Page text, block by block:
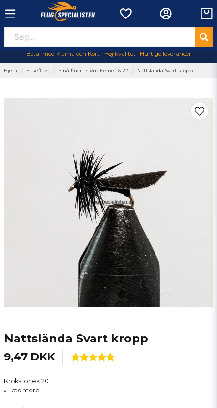
Betal med Klarna och Kort | Høj kvalitet | Hurtige leverancer
Hjem Fiskefluer Små fluer i størrelserne 16-22 Nattslända Svart kropp
Nattslända Svart kropp
9,47 DKK
Krokstorlek 20
Læs mere